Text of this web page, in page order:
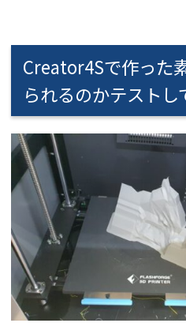
Creator4Sで作った
られるのかテストし